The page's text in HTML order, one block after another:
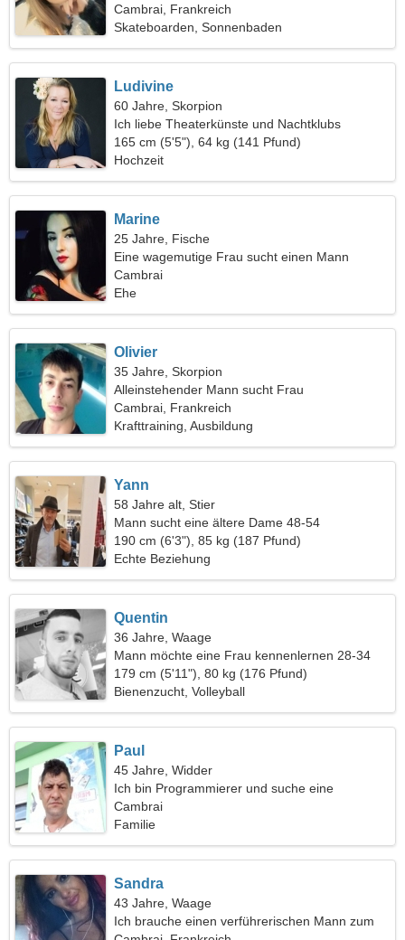
Cambrai, Frankreich
Skateboarden, Sonnenbaden
Ludivine
60 Jahre, Skorpion
Ich liebe Theaterkünste und Nachtklubs
165 cm (5'5"), 64 kg (141 Pfund)
Hochzeit
Marine
25 Jahre, Fische
Eine wagemutige Frau sucht einen Mann
Cambrai
Ehe
Olivier
35 Jahre, Skorpion
Alleinstehender Mann sucht Frau
Cambrai, Frankreich
Krafttraining, Ausbildung
Yann
58 Jahre alt, Stier
Mann sucht eine ältere Dame 48-54
190 cm (6'3"), 85 kg (187 Pfund)
Echte Beziehung
Quentin
36 Jahre, Waage
Mann möchte eine Frau kennenlernen 28-34
179 cm (5'11"), 80 kg (176 Pfund)
Bienenzucht, Volleyball
Paul
45 Jahre, Widder
Ich bin Programmierer und suche eine
charmante Frau
Cambrai
Familie
Sandra
43 Jahre, Waage
Ich brauche einen verführerischen Mann zum